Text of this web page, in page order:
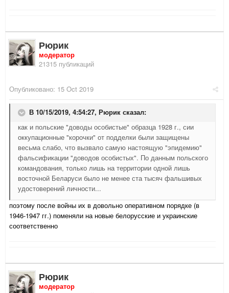
Рюрик
модератор
21315 публикаций
Опубликовано: 15 Oct 2019
В 10/15/2019, 4:54:27, Рюрик сказал:
как и польские "доводы особистые" образца 1928 г., сии
оккупационные "корочки" от подделки были защищены
весьма слабо, что вызвало самую настоящую "эпидемию"
фальсификации "доводов особистых". По данным польского
командования, только лишь на территории одной лишь
восточной Беларуси было не менее ста тысяч фальшивых
удостоверений личности...
поэтому после войны их в довольно оперативном порядке (в
1946-1947 гг.) поменяли на новые белорусские и украинские
соответственно
Рюрик
модератор